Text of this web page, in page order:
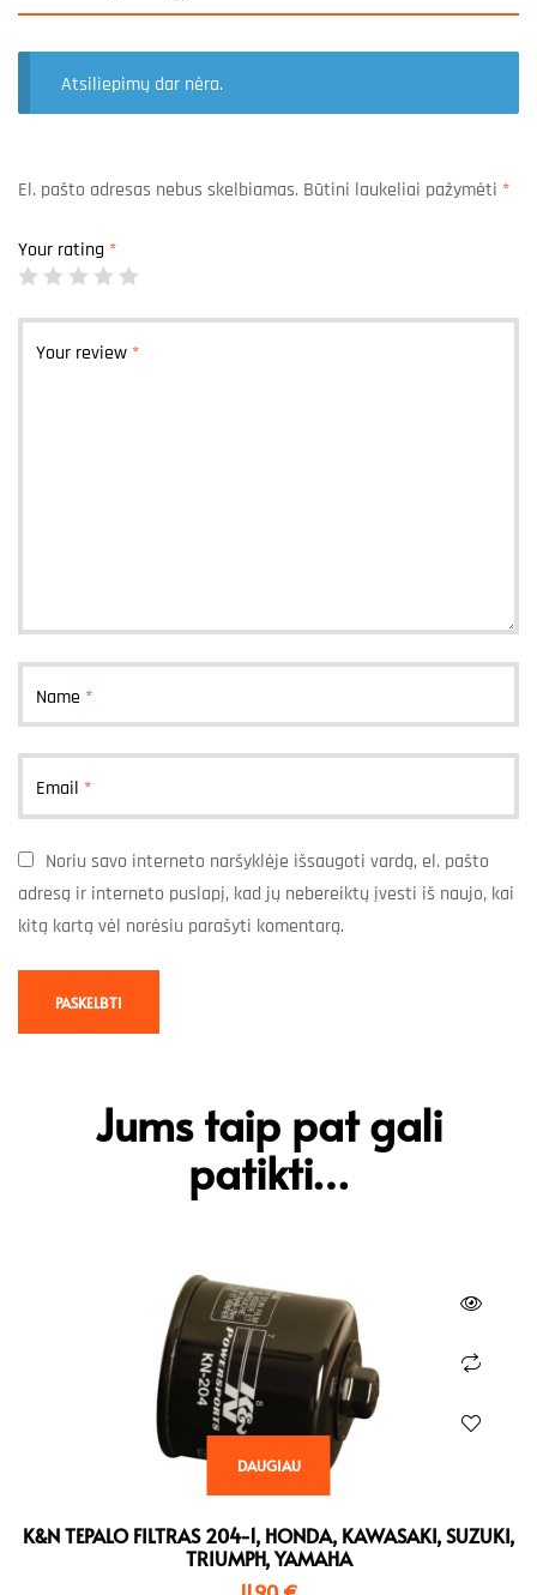
Atsiliepimų dar nėra.
El. pašto adresas nebus skelbiamas. Būtini laukeliai pažymėti *
Your rating *
Your review *
Name *
Email *
Noriu savo interneto naršyklėje išsaugoti vardą, el. pašto
adresą ir interneto puslapį, kad jų nebereiktų įvesti iš naujo, kai
kitą kartą vėl norėsiu parašyti komentarą.
Jums taip pat gali
patikti…
DAUGIAU
K&N TEPALO FILTRAS 204-1, HONDA, KAWASAKI, SUZUKI,
TRIUMPH, YAMAHA